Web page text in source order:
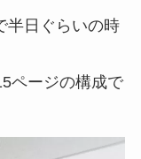
半日ぐらいの時
ページの構成で